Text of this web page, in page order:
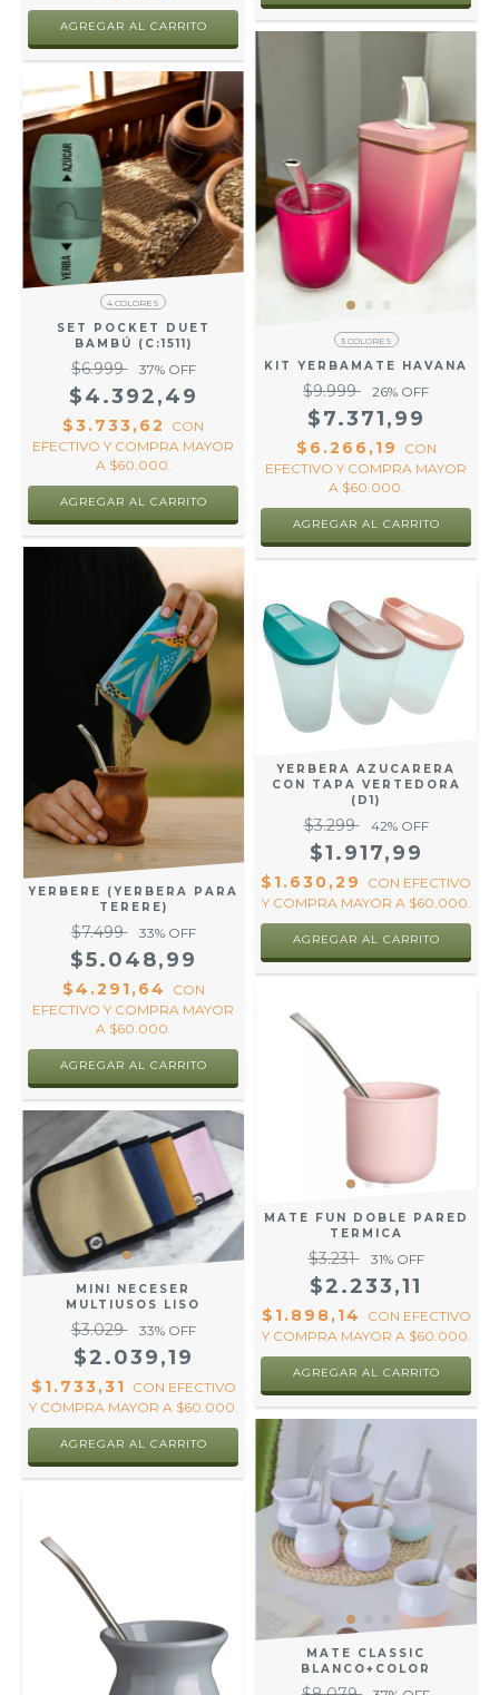
AGREGAR AL CARRITO
4 COLORES
SET POCKET DUET
BAMBÚ (C:1511)
$6.999 37% OFF
$4.392,49
$3.733,62
CON
EFECTIVO Y COMPRA MAYOR
A $60.000.
AGREGAR AL CARRITO
3 COLORES
KIT YERBAMATE HAVANA
$9.999 26% OFF
$7.371,99
$6.266,19
CON
EFECTIVO Y COMPRA MAYOR
A $60.000.
AGREGAR AL CARRITO
YERBERE (YERBERA PARA
TERERE)
$7.499 33% OFF
$5.048,99
$4.291,64
CON
EFECTIVO Y COMPRA MAYOR
A $60.000.
AGREGAR AL CARRITO
YERBERA AZUCARERA
CON TAPA VERTEDORA
(D1)
$3.299 42% OFF
$1.917,99
$1.630,29 CON EFECTIVO
Y COMPRA MAYOR A $60.000.
AGREGAR AL CARRITO
MINI NECESER
MULTIUSOS LISO
$3.029 33% OFF
$2.039,19
$1.733,31 CON EFECTIVO
Y COMPRA MAYOR A $60.000.
AGREGAR AL CARRITO
MATE FUN DOBLE PARED
TERMICA
$3.231 31% OFF
$2.233,11
$1.898,14 CON EFECTIVO
Y COMPRA MAYOR A $60.000.
AGREGAR AL CARRITO
MATE CLASSIC
BLANCO+COLOR